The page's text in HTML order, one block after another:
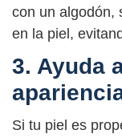
con un algodón,
en la piel,
3. Ayuda
Si tu piel es